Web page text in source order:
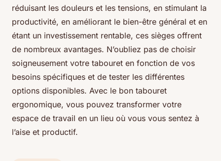
réduisant les douleurs et les tensions, en stimulant la
productivité, en améliorant le bien-être général et en
étant un investissement rentable, ces sièges offrent
de nombreux avantages. N’oubliez pas de choisir
soigneusement votre tabouret en fonction de vos
besoins spécifiques et de tester les différentes
options disponibles. Avec le bon tabouret
ergonomique, vous pouvez transformer votre
espace de travail en un lieu où vous vous sentez à
l’aise et productif.